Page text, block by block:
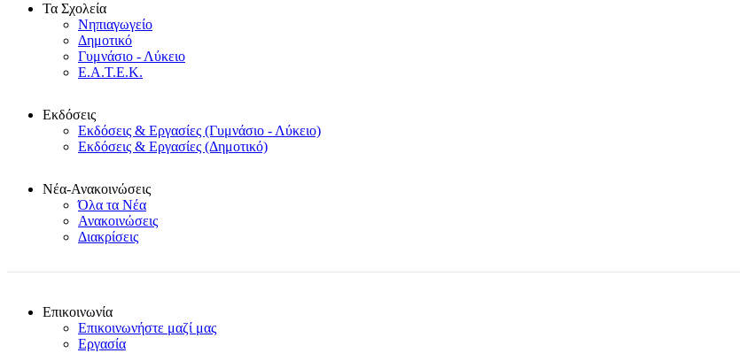
Τα Σχολεία
Νηπιαγωγείο
Δημοτικό
Γυμνάσιο - Λύκειο
Ε.Α.Τ.Ε.Κ.
Εκδόσεις
Εκδόσεις & Εργασίες (Γυμνάσιο - Λύκειο)
Εκδόσεις & Εργασίες (Δημοτικό)
Νέα-Ανακοινώσεις
Όλα τα Νέα
Ανακοινώσεις
Διακρίσεις
Επικοινωνία
Επικοινωνήστε μαζί μας
Εργασία